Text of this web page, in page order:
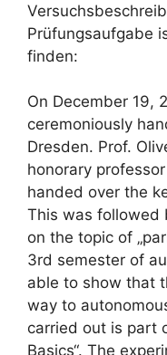
Prüfungsaufgabe
finden:
On December 19,
ceremoniously
Dresden. Prof.
honorary
handed over the
This was followed
on the topic of
3rd semester of
able to show that
way to
carried out is part
Basics“. The